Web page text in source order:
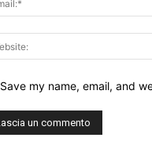
Save my name, email, and